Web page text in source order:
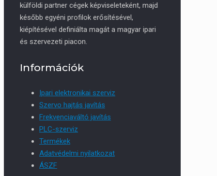
külföldi partner cégek képviseleteként, majd
később egyéni profilok erősítésével,
kiépítésével definiálta magát a magyar ipari
és szervezeti piacon.
Információk
Ipari elektronikai szerviz
Szervo hajtás javítás
Frekvenciaváltó javítás
PLC-szerviz
Termékek
Adatvédelmi nyilatkozat
ÁSZF